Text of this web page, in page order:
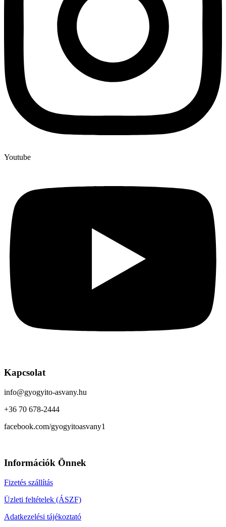
Youtube
Kapcsolat
info@gyogyito-asvany.hu
+36 70 678-2444
facebook.com/gyogyitoasvany1
Információk Önnek
Fizetés szállítás
Üzleti feltételek (ÁSZF)
Adatkezelési tájékoztató